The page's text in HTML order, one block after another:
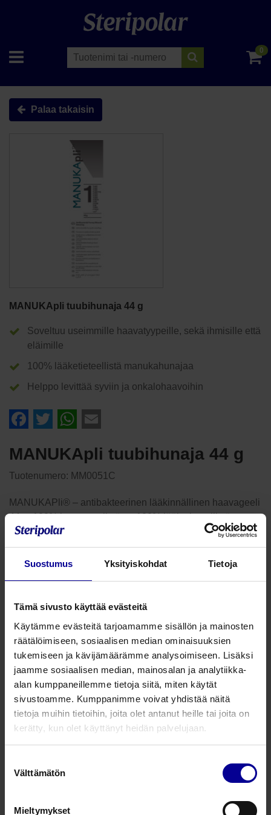
Suostumus Yksityiskohdat Tietoja
Tämä sivusto käyttää evästeitä
Käytämme evästeitä tarjoamamme sisällön ja mainosten
räätälöimiseen, sosiaalisen median ominaisuuksien
tukemiseen ja kävijämäärämme analysoimiseen. Lisäksi
jaamme sosiaalisen median, mainosalan ja analytiikka-
alan kumppaneillemme tietoja siitä, miten käytät
sivustoamme. Kumppanimme voivat yhdistää näitä
tietoja muihin tietoihin, joita olet antanut heille tai joita on
kerätty, kun olet käyttänyt heidän palvelujaan.
valinta
Välttämätön
Mieltymykset
0
Palaa takaisin
MANUKApli tuubihunaja 44 g
Soveltuu useimmille haavatyypeille, sekä ihmisille että
eläimille
100% lääketieteellistä manukahunajaa
Helppo levittää syviin ja onkalohaavoihin
Facebook
TwitterWhatsApp
MANUKApli tuubihunaja 44 g
Tuotenumero: MM0051C
MANUKAPli® – antibakteerinen lääkinnällinen haavageeli
44 g. 100% haavageelistä on 100% lääketieteellistä
manukahunajaa. MANUKAPli® – haavageelin MGO –
pitoisuus on standardoidusti vähintään 600 mg/kg, Steriili,
gammasteriloitu manukahunaja.
Geeli on juoksevuutensa takia helppo levittää syviin ja
haavalta, sillä puhdas hunaja imeytyy turvallisesti
kudoksiin.
Pakkauksessa on uudelleen suljettava kierrekorkki.
MANUKApli® haavageeli on 100 % manukahunajaa
tuubiapplikaattorissa.
Aseta haavanpohjalle aina 1-2 mm kerros hunajaa, jonka
päälle suositellaan käytettäväksi MANUKAtex® – tai
MANUKAhd® -sidoksia, haavaerityksestä riippuen. 100%